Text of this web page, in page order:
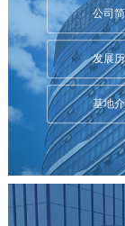
能、工业
备，深度融
公司
发展
基地